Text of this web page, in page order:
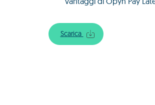
Scarica